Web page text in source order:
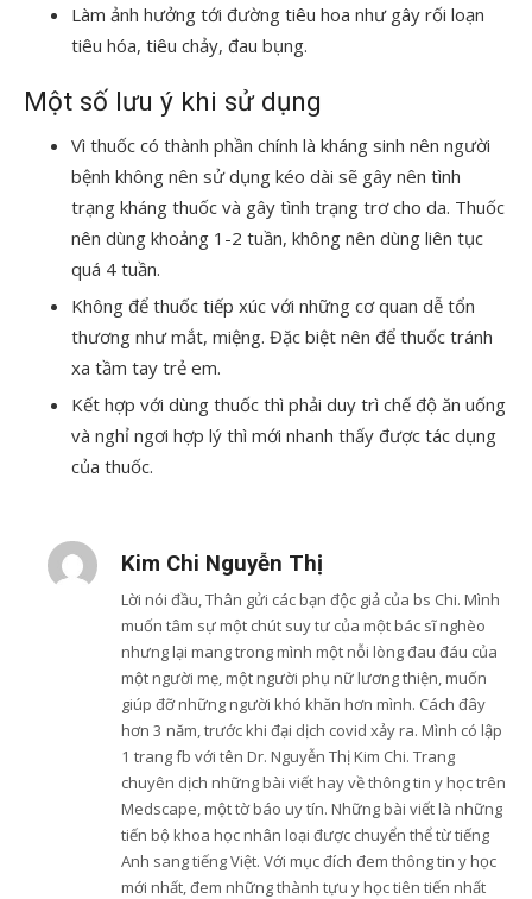
Làm ảnh hưởng tới đường tiêu hoa như gây rối loạn
tiêu hóa, tiêu chảy, đau bụng.
Một số lưu ý khi sử dụng
Vì thuốc có thành phần chính là kháng sinh nên người
bệnh không nên sử dụng kéo dài sẽ gây nên tình
trạng kháng thuốc và gây tình trạng trơ cho da. Thuốc
nên dùng khoảng 1-2 tuần, không nên dùng liên tục
quá 4 tuần.
Không để thuốc tiếp xúc với những cơ quan dễ tổn
thương như mắt, miệng. Đặc biệt nên để thuốc tránh
xa tầm tay trẻ em.
Kết hợp với dùng thuốc thì phải duy trì chế độ ăn uống
và nghỉ ngơi hợp lý thì mới nhanh thấy được tác dụng
của thuốc.
Kim Chi Nguyễn Thị
Lời nói đầu, Thân gửi các bạn độc giả của bs Chi. Mình
muốn tâm sự một chút suy tư của một bác sĩ nghèo
nhưng lại mang trong mình một nỗi lòng đau đáu của
một người mẹ, một người phụ nữ lương thiện, muốn
giúp đỡ những người khó khăn hơn mình. Cách đây
hơn 3 năm, trước khi đại dịch covid xảy ra. Mình có lập
1 trang fb với tên Dr. Nguyễn Thị Kim Chi. Trang
chuyên dịch những bài viết hay về thông tin y học trên
Medscape, một tờ báo uy tín. Những bài viết là những
tiến bộ khoa học nhân loại được chuyển thể từ tiếng
Anh sang tiếng Việt. Với mục đích đem thông tin y học
mới nhất, đem những thành tựu y học tiên tiến nhất